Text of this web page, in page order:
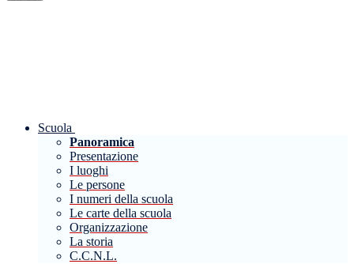
Scuola
Panoramica
Presentazione
I luoghi
Le persone
I numeri della scuola
Le carte della scuola
Organizzazione
La storia
C.C.N.L.